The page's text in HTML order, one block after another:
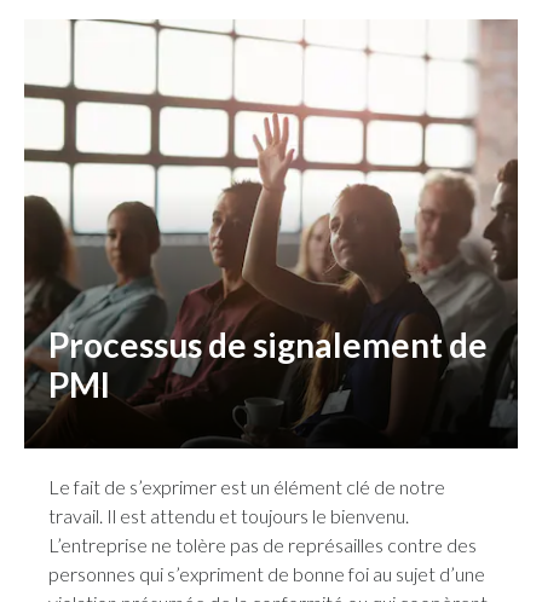
Processus de signalement de
PMI
Le fait de s’exprimer est un élément clé de notre
travail. Il est attendu et toujours le bienvenu.
L’entreprise ne tolère pas de représailles contre des
personnes qui s’expriment de bonne foi au sujet d’une